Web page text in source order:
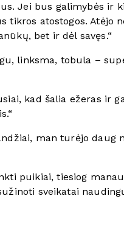
Jei bus galimybės ir
tikros atostogos. Atėjo
bet ir dėl savęs.“
linksma, tobula –
kad šalia ežeras ir
man turėjo daug
puikiai, tiesiog
sveikatai